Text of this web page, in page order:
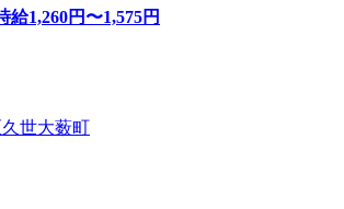
給1,260円〜1,575円
世大薮町